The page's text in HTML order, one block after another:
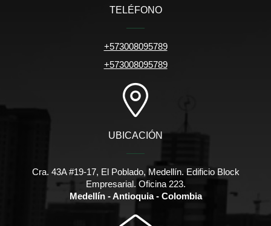
TELÉFONO
+573008095789
+573008095789
UBICACIÓN
Cra. 43A #19-17, El Poblado, Medellín. Edificio Block
Empresarial. Oficina 223.
Medellín - Antioquia - Colombia